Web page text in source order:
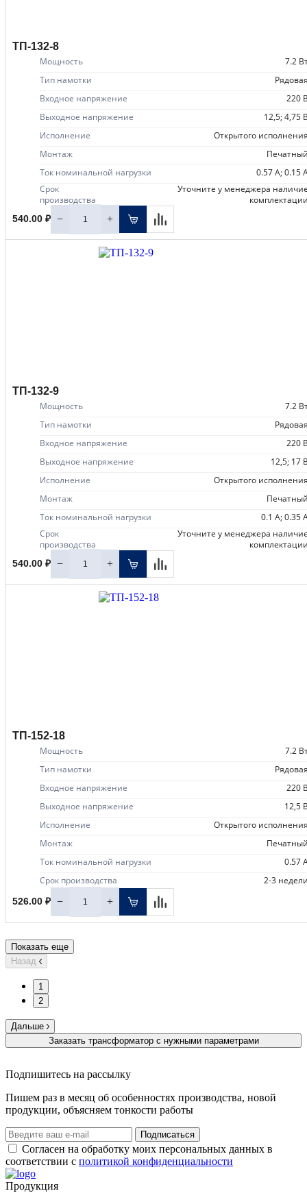
ТП-132-8
Мощность
7.2
Тип намотки
Входное напряжение
220
Выходное напряжение
12,5; 4,75
Исполнение
открытого
Монтаж
Ток номинальной нагрузки
0.57 А; 0.15
Срок
производства
уточните у менеджера наличие
540.00 ₽ − +
ТП-132-9
Мощность
7.2
Тип намотки
Входное напряжение
220
Выходное напряжение
12,5; 17
Исполнение
открытого
Монтаж
Ток номинальной нагрузки
0.1 А; 0.35
Срок
производства
уточните у менеджера наличие
540.00 ₽ − +
ТП-152-18
Мощность
7.2
Тип намотки
Входное напряжение
220
Выходное напряжение
12,5
Исполнение
открытого
Монтаж
Ток номинальной нагрузки
0.57
Срок производства
2-3
526.00 ₽ − +
Показать еще
Назад
1
2
Дальше
Заказать трансформатор с нужными параметрами
Подпишитеcь на рассылку
Пишем раз в месяц об особенностях производства, новой
продукции, объясняем тонкости работы
Подписаться
Согласен на обработку моих персональных данных в
соответствии с политикой конфиденциальности
Продукция